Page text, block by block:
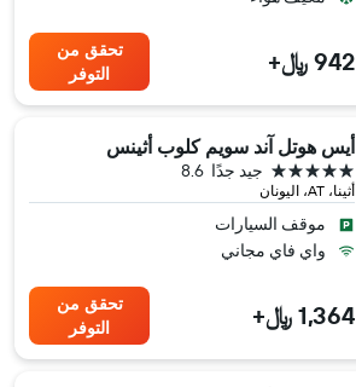
942 ﷼+
تحقق من
التوفر
أيس هوتل آند سويم كلوب أثينس
أثينا، AT، اليونان
8.6 جيد جدًا 5 نجوم
موقف السيارات
واي فاي مجاني
1,364 ﷼+
تحقق من
التوفر